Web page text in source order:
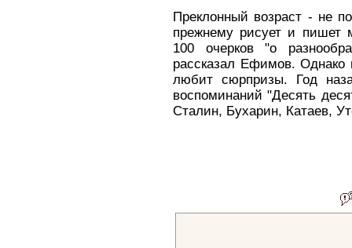
Преклонный возраст - не
прежнему рисует и пишет
100 очерков "о
рассказал Ефимов. Однако
любит сюрпризы. Год
воспоминаний "Десять
Сталин, Бухарин, Катаев,